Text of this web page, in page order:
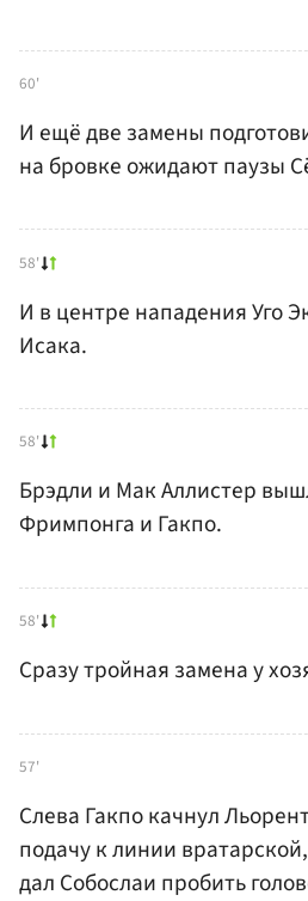
60'
И ещё две замены
на бровке ожидают паузы
58'
И в центре нападения Уго
Исака.
58'
Брэдли и Мак Аллистер
Фримпонга и Гакпо.
58'
Сразу тройная замена у
57'
Слева Гакпо качнул
подачу к линии
дал Собослаи пробить